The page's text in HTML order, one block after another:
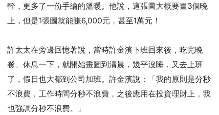
輊，更多了一份手繪的溫暖。他說，這張圖大概要畫3個晚
上，但是1張圖就能賺6,000元，甚至1萬元！
許太太在旁邊回憶著說，當時許金濱下班回來後，吃完晚
餐、休息一下，就開始畫圖到清晨，幾乎沒睡，又去上班
了，假日也大都到公司加班。許金濱說：「我的原則是分秒
不浪費，工作時間分秒不浪費，之後應用在投資理財上，我
也強調分秒不浪費。」